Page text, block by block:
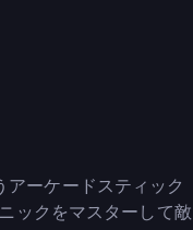
ーケードスティック
ックをマスターして敵